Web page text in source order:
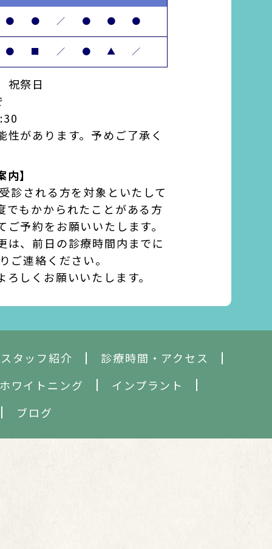
● ● ／ ● ● ●
● ■ ／ ● ▲ ／
祝祭日
があります。予めご了承く
】
診される方を対象といたして
でもかかられたことがある方
予約をお願いいたします。
は、前日の診療時間内までに
ご連絡ください。
しくお願いいたします。
タッフ紹介
診療時間・アクセス
ワイトニング
インプラント
ブログ